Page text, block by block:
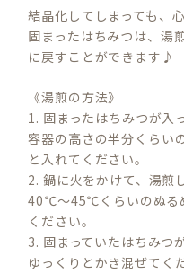
結晶化してしまっても、
固まったはちみつは、湯
に戻すことができます♪
《湯煎の方法》
1. 固まったはちみつが入
容器の高さの半分くらい
と入れてください。
2. 鍋に火をかけて、湯煎
40℃～45℃くらいのぬる
ください。
3. 固まっていたはちみつ
ゆっくりとかき混ぜてく